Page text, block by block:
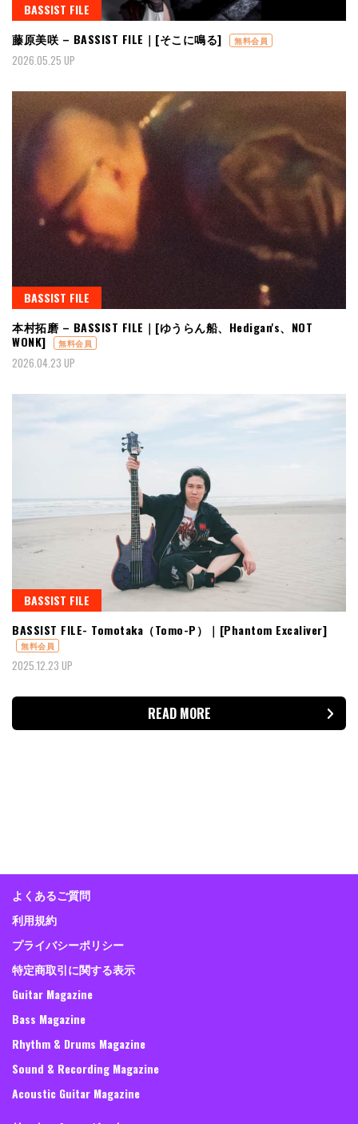
BASSIST FILE
藤原美咲 – BASSIST FILE｜[そこに鳴る]
無料会員
2026.05.25 UP
BASSIST FILE
本村拓磨 – BASSIST FILE｜[ゆうらん船、Hedigan's、NOT
WONK]
無料会員
2026.04.23 UP
BASSIST FILE
BASSIST FILE- Tomotaka（Tomo-P）｜[Phantom Excaliver]
無料会員
2025.12.23 UP
READ MORE
よくあるご質問
利用規約
プライバシーポリシー
特定商取引に関する表示
Guitar Magazine
Bass Magazine
Rhythm & Drums Magazine
Sound & Recording Magazine
Acoustic Guitar Magazine